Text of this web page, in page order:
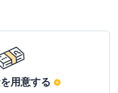
用意する